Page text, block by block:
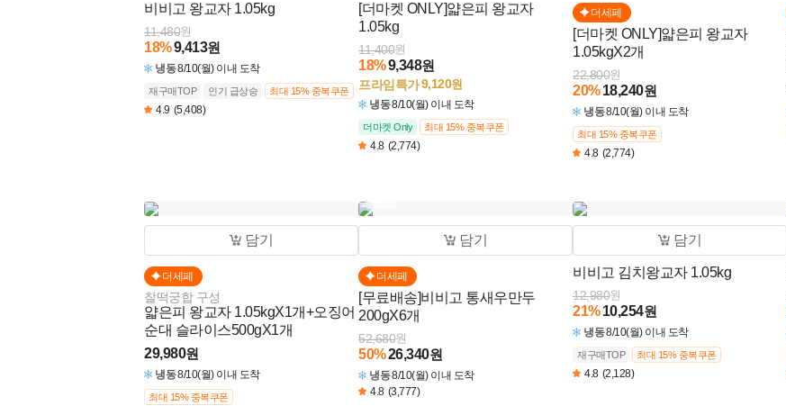
비비고 왕교자 1.05kg
18%9,413원
11,480원
냉동8/10(월) 이내 도착
재구매TOP 인기 급상승 최대 15% 중복쿠폰
4.9 (5,408)
[더마켓 ONLY]얇은피 왕교자
1.05kg
18%9,348원
11,400원
프라임특가9,120원
냉동8/10(월) 이내 도착
더마켓 Only 최대 15% 중복쿠폰
4.8 (2,774)
더세페
[더마켓 ONLY]얇은피 왕교자
1.05kgX2개
20% 18,240원
22,800원
냉동8/10(월) 이내 도착
최대 15% 중복쿠폰
4.8 (2,774)
담기
더세페
찰떡궁합 구성
얇은피 왕교자 1.05kgX1개+오징어
순대 슬라이스500gX1개
29,980원
냉동8/10(월) 이내 도착
최대 15% 중복쿠폰
담기
더세페
[무료배송]비비고 통새우만두
200gX6개
50%26,340원
52,680원
냉동8/10(월) 이내 도착
4.8 (3,777)
담기
비비고 김치왕교자 1.05kg
21% 10,254원
12,980원
냉동8/10(월) 이내 도착
재구매TOP 최대 15% 중복쿠폰
4.8 (2,128)